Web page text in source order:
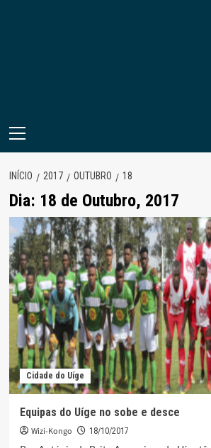
Menu
INÍCIO 2017 OUTUBRO 18
Dia: 18 de Outubro, 2017
Cidade do Uíge
Equipas do Uíge no sobe e desce
Wizi-Kongo 18/10/2017